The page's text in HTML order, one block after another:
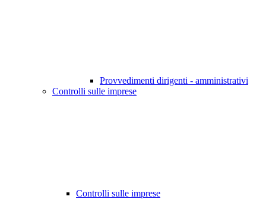
Provvedimenti dirigenti - amministrativi
Controlli sulle imprese
Controlli sulle imprese